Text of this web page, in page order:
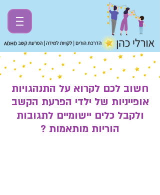
חשוב לכם לקרוא על התנהגויות
אופייניות של ילדי הפרעת הקשב
ולקבל כלים יישומיים לתגובות
הוריות מותאמות ?